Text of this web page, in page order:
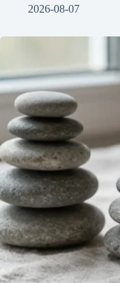
2026-08-07